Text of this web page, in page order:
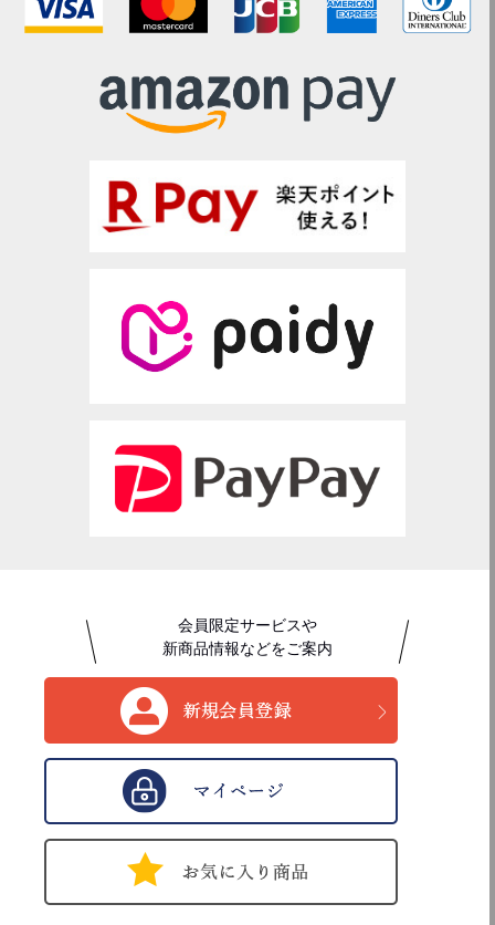
会員限定サービスや
新商品情報などをご案内